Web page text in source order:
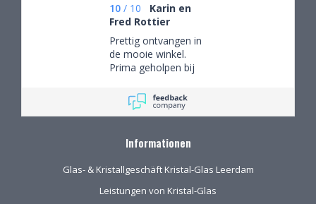
10 / 10
Karin en
Fred Rottier
Prettig ontvangen in
de mooie winkel.
Prima geholpen bij
schitterend glaswerk
Informationen
Glas- & Kristallgeschäft Kristal-Glas Leerdam
Leistungen von Kristal-Glas